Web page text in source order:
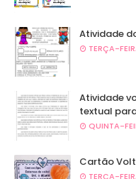
Atividade
TERÇA-
Atividade
textual
QUINTA-
Cartão
TERÇA-